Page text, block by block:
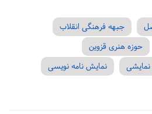
جبهه فرهنگی انقلاب
حوزه هنری قزوین
نمایش نامه نویسی